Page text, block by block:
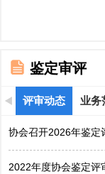
鉴定审评
评审动态 业务
协会召开2026年鉴定
2022年度协会鉴定评